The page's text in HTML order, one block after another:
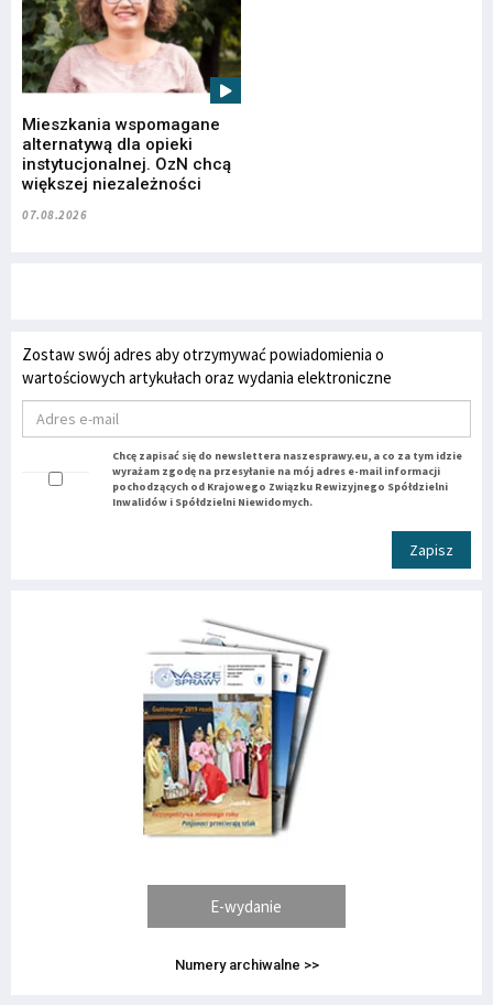
Mieszkania wspomagane
alternatywą dla opieki
instytucjonalnej. OzN chcą
większej niezależności
07.08.2026
Zostaw swój adres aby otrzymywać powiadomienia o
wartościowych artykułach oraz wydania elektroniczne
Chcę zapisać się do newslettera naszesprawy.eu, a co za tym idzie
wyrażam zgodę na przesyłanie na mój adres e-mail informacji
pochodzących od Krajowego Związku Rewizyjnego Spółdzielni
Inwalidów i Spółdzielni Niewidomych.
Zapisz
E-wydanie
Numery archiwalne >>